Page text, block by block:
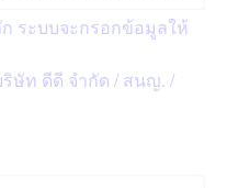
ระบบจะกรอกข้อมูลให้
ษัท ดีดี จำกัด / สนญ. /